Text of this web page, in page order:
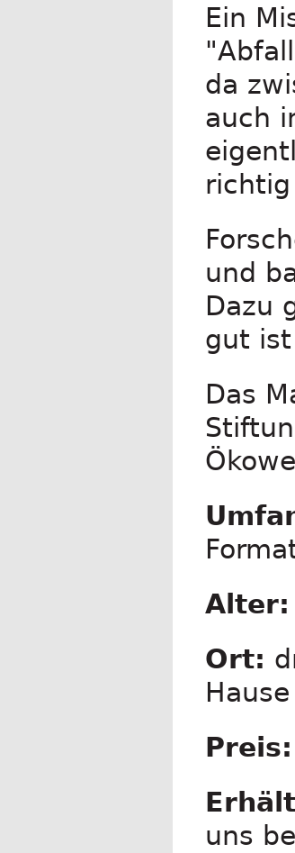
Ein
da
auch
und
Dazu
gut
Das
Alter:
Ort:
Hause
Preis:
uns